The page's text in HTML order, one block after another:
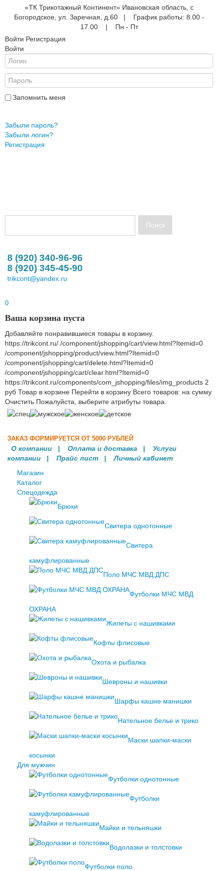
«ТК Трикотажный Континент» Ивановская область, с
Богородское, ул. Заречная, д.60 | График работы: 8.00 -
17.00 | Пн - Пт
Войти Регистрация
Войти
Запомнить меня
Забыли пароль?
Забыли логин?
Регистрация
8 (920) 340-96-96
8 (920) 345-45-90
trikcont@yandex.ru
0
Ваша корзина пуста
Добавляйте понравившиеся товары в корзину.
https://trikcont.ru/ /component/jshopping/cart/view.html?Itemid=0
/component/jshopping/product/view.html?Itemid=0
/component/jshopping/cart/delete.html?Itemid=0
/component/jshopping/cart/clear.html?Itemid=0
https://trikcont.ru/components/com_jshopping/files/img_products 2
руб Товар в корзине Перейти в корзину Всего товаров: на сумму
Очистить Пожалуйста, выберите атрибуты товара.
ЗАКАЗ ФОРМИРУЕТСЯ ОТ 5000 РУБЛЕЙ
О компании | Оплата и доставка | Услуги
компании | Прайс лист |Личный кабинет
Магазин
Каталог
Спецодежда
Брюки
Свитера однотонные
Свитера
камуфлированные
Поло МЧС МВД ДПС
Футболки МЧС МВД
ОХРАНА
Жилеты с нашивками
Кофты флисовые
Охота и рыбалка
Шевроны и нашивки
Шарфы кашне манишки
Нательное белье и трико
Маски шапки-маски
косынки
Для мужчин
Футболки однотонные
Футболки
камуфлированные
Майки и тельняшки
Водолазки и толстовки
Футболки поло